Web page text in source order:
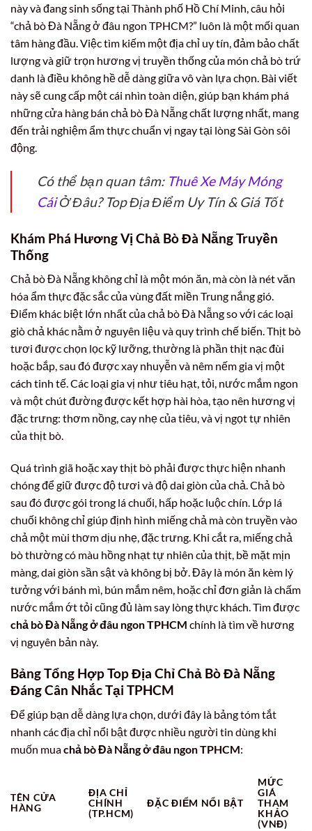
này và đang sinh sống tại Thành phố Hồ Chí Minh, câu hỏi
“chả bò Đà Nẵng ở đâu ngon TPHCM?” luôn là một mối quan
tâm hàng đầu. Việc tìm kiếm một địa chỉ uy tín, đảm bảo chất
lượng và giữ trọn hương vị truyền thống của món chả bò trứ
danh là điều không hề dễ dàng giữa vô vàn lựa chọn. Bài viết
này sẽ cung cấp một cái nhìn toàn diện, giúp bạn khám phá
những cửa hàng bán chả bò Đà Nẵng chất lượng nhất, mang
đến trải nghiệm ẩm thực chuẩn vị ngay tại lòng Sài Gòn sôi
động.
Có thể bạn quan tâm: Thuê Xe Máy Móng
CáiỞ Đâu? Top Địa Điểm Uy Tín & Giá Tốt
Khám Phá Hương Vị Chả Bò Đà Nẵng Truyền
Thống
Chả bò Đà Nẵng không chỉ là một món ăn, mà còn là nét văn
hóa ẩm thực đặc sắc của vùng đất miền Trung nắng gió.
Điểm khác biệt lớn nhất của chả bò Đà Nẵng so với các loại
giò chả khác nằm ở nguyên liệu và quy trình chế biến. Thịt bò
tươi được chọn lọc kỹ lưỡng, thường là phần thịt nạc đùi
hoặc bắp, sau đó được xay nhuyễn và nêm nếm gia vị một
cách tinh tế. Các loại gia vị như tiêu hạt, tỏi, nước mắm ngon
và một chút đường được kết hợp hài hòa, tạo nên hương vị
đặc trưng: thơm nồng, cay nhẹ của tiêu, và vị ngọt tự nhiên
của thịt bò.
Quá trình giã hoặc xay thịt bò phải được thực hiện nhanh
chóng để giữ được độ tươi và độ dai giòn của chả. Chả bò
sau đó được gói trong lá chuối, hấp hoặc luộc chín. Lớp lá
chuối không chỉ giúp định hình miếng chả mà còn truyền vào
chả một mùi thơm dịu nhẹ, đặc trưng. Khi cắt ra, miếng chả
bò thường có màu hồng nhạt tự nhiên của thịt, bề mặt mịn
màng, dai giòn sần sật và không bị bở. Đây là món ăn kèm lý
tưởng với bánh mì, bún mắm nêm, hoặc chỉ đơn giản là chấm
nước mắm ớt tỏi cũng đủ làm say lòng thực khách. Tìm được
chả bò Đà Nẵng ở đâu ngon TPHCM chính là tìm về hương
vị nguyên bản này.
Bảng Tổng Hợp Top Địa Chỉ Chả Bò Đà Nẵng
Đáng Cân Nhắc Tại TPHCM
Để giúp bạn dễ dàng lựa chọn, dưới đây là bảng tóm tắt
nhanh các địa chỉ nổi bật được nhiều người tin dùng khi
muốn muachả bò Đà Nẵng ở đâu ngon TPHCM:
TÊN CỬA
HÀNG
ĐỊA CHỈ
CHÍNH
(TP.HCM)
ĐẶC ĐIỂM NỔI BẬT
MỨC
GIÁ
THAM
KHẢO
(VNĐ)